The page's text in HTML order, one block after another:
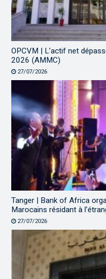
OPCVM | L’actif net
2026 (AMMC)
27/07/2026
Tanger | Bank of Africa
Marocains résidant à
27/07/2026